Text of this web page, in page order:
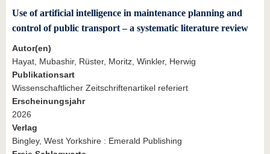
Use of artificial intelligence in maintenance planning and
control of public transport – a systematic literature review
Autor(en)
Hayat, Mubashir, Rüster, Moritz, Winkler, Herwig
Publikationsart
Wissenschaftlicher Zeitschriftenartikel referiert
Erscheinungsjahr
2026
Verlag
Bingley, West Yorkshire : Emerald Publishing